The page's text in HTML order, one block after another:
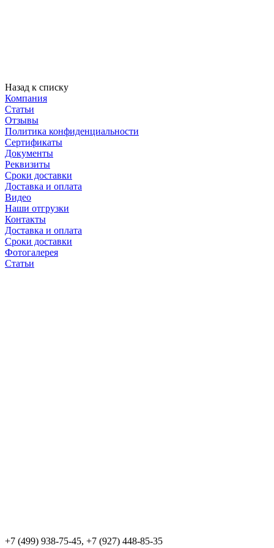
Назад к списку
Компания
Статьи
Отзывы
Политика конфиденциальности
Сертификаты
Документы
Реквизиты
Сроки доставки
Доставка и оплата
Видео
Наши отгрузки
Контакты
Доставка и оплата
Сроки доставки
Фотогалерея
Статьи
+7 (499) 938-75-45, +7 (927) 448-85-35